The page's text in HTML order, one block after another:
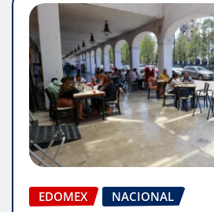
EDOMEX NACIONAL